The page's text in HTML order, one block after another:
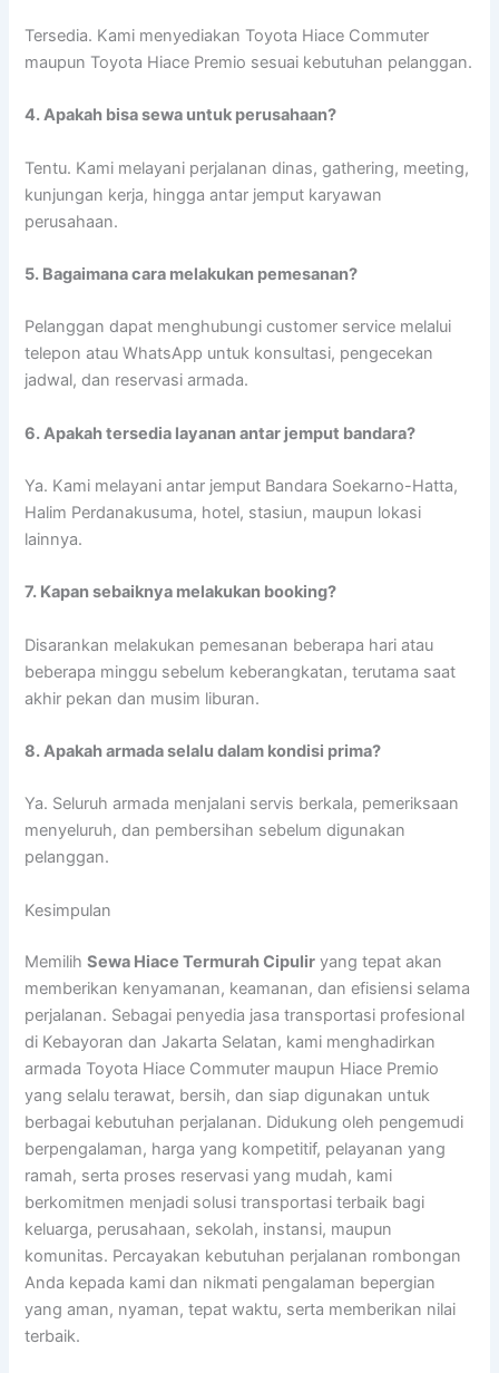
Tersedia. Kami menyediakan Toyota Hiace Commuter
maupun Toyota Hiace Premio sesuai kebutuhan pelanggan.
4. Apakah bisa sewa untuk perusahaan?
Tentu. Kami melayani perjalanan dinas, gathering, meeting,
kunjungan kerja, hingga antar jemput karyawan
perusahaan.
5. Bagaimana cara melakukan pemesanan?
Pelanggan dapat menghubungi customer service melalui
telepon atau WhatsApp untuk konsultasi, pengecekan
jadwal, dan reservasi armada.
6. Apakah tersedia layanan antar jemput bandara?
Ya. Kami melayani antar jemput Bandara Soekarno-Hatta,
Halim Perdanakusuma, hotel, stasiun, maupun lokasi
lainnya.
7. Kapan sebaiknya melakukan booking?
Disarankan melakukan pemesanan beberapa hari atau
beberapa minggu sebelum keberangkatan, terutama saat
akhir pekan dan musim liburan.
8. Apakah armada selalu dalam kondisi prima?
Ya. Seluruh armada menjalani servis berkala, pemeriksaan
menyeluruh, dan pembersihan sebelum digunakan
pelanggan.
Kesimpulan
MemilihSewa Hiace Termurah Cipulir yang tepat akan
memberikan kenyamanan, keamanan, dan efisiensi selama
perjalanan. Sebagai penyedia jasa transportasi profesional
di Kebayoran dan Jakarta Selatan, kami menghadirkan
armada Toyota Hiace Commuter maupun Hiace Premio
yang selalu terawat, bersih, dan siap digunakan untuk
berbagai kebutuhan perjalanan. Didukung oleh pengemudi
berpengalaman, harga yang kompetitif, pelayanan yang
ramah, serta proses reservasi yang mudah, kami
berkomitmen menjadi solusi transportasi terbaik bagi
keluarga, perusahaan, sekolah, instansi, maupun
komunitas. Percayakan kebutuhan perjalanan rombongan
Anda kepada kami dan nikmati pengalaman bepergian
yang aman, nyaman, tepat waktu, serta memberikan nilai
terbaik.